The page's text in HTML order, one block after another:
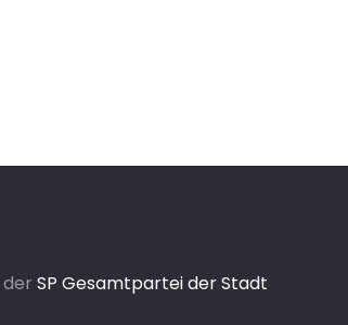
SP Gesamtpartei der Stadt